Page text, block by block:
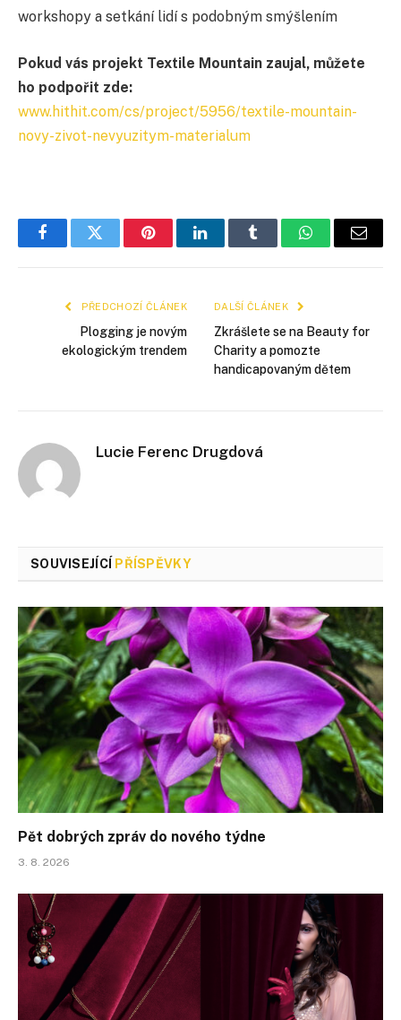
workshopy a setkání lidí s podobným smýšlením
Pokud vás projekt Textile Mountain zaujal, můžete
ho podpořit zde:
www.hithit.com/cs/project/5956/textile-mountain-
novy-zivot-nevyuzitym-materialum
FacebookTwitter PinterestLinkedInTumblr WhatsApp
E-
PŘEDCHOZÍ ČLÁNEK
Plogging je novým
ekologickým trendem
DALŠÍ ČLÁNEK
Zkrášlete se na Beauty for
Charity a pomozte
handicapovaným dětem
Lucie Ferenc Drugdová
SOUVISEJÍCÍ PŘÍSPĚVKY
Pět dobrých zpráv do nového týdne
3. 8. 2026